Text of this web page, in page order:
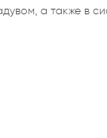
а также в